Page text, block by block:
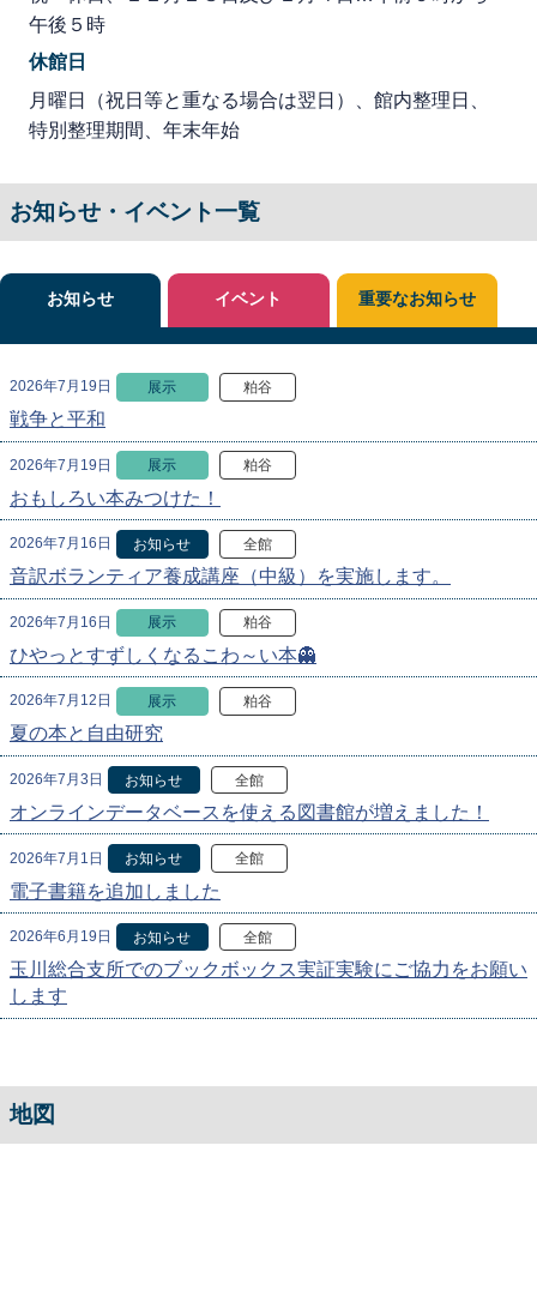
午後５時
休館日
月曜日（祝日等と重なる場合は翌日）、館内整理日、
特別整理期間、年末年始
お知らせ・イベント一覧
お知らせ
2026年7月19日 展示 粕谷
戦争と平和
2026年7月19日 展示 粕谷
おもしろい本みつけた！
2026年7月16日 お知らせ 全館
音訳ボランティア養成講座（中級）を実施します。
2026年7月16日 展示 粕谷
ひやっとすずしくなるこわ～い本👻
2026年7月12日 展示 粕谷
夏の本と自由研究
2026年7月3日 お知らせ 全館
オンラインデータベースを使える図書館が増えました！
2026年7月1日 お知らせ 全館
電子書籍を追加しました
2026年6月19日 お知らせ 全館
玉川総合支所でのブックボックス実証実験にご協力をお願い
します
イベント 重要なお知らせ
地図